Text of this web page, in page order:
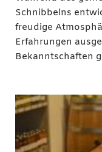
Schnibbelns
freudige
Erfahrungen
Bekanntschaften